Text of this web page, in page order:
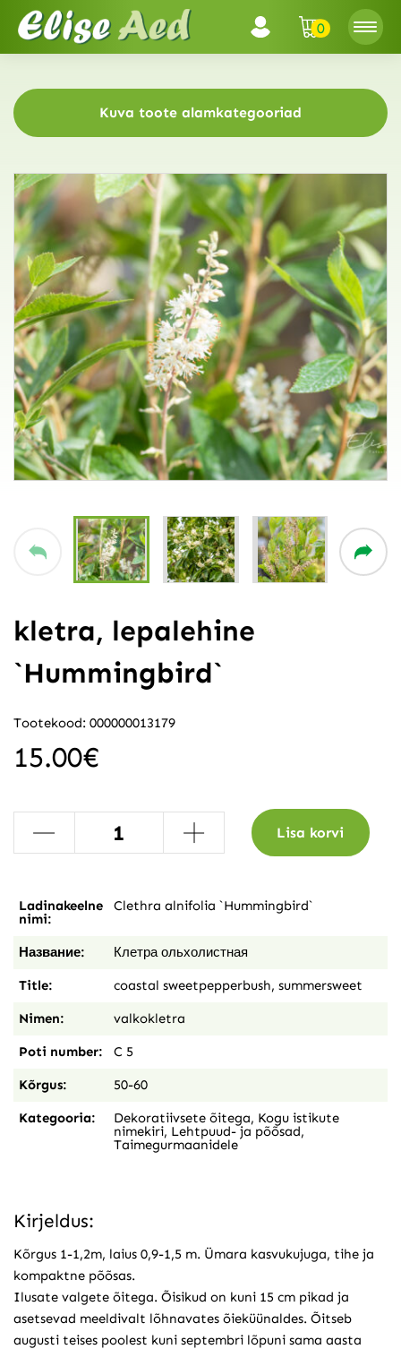
0
Kuva toote alamkategooriad
kletra, lepalehine
`Hummingbird`
Tootekood: 000000013179
15.00€
- + Lisa korvi
Ladinakeelne
nimi:
Clethra alnifolia `Hummingbird`
Название: Клетра ольхолистная
Title: coastal sweetpepperbush, summersweet
Nimen: valkokletra
Poti number: C 5
Kõrgus: 50-60
Kategooria: Dekoratiivsete õitega, Kogu istikute
nimekiri, Lehtpuud- ja põõsad,
Taimegurmaanidele
Kirjeldus:
Kõrgus 1-1,2m, laius 0,9-1,5 m. Ümara kasvukujuga, tihe ja
kompaktne põõsas.
Ilusate valgete õitega. Õisikud on kuni 15 cm pikad ja
asetsevad meeldivalt lõhnavates õieküünaldes. Õitseb
augusti teises poolest kuni septembri lõpuni sama aasta